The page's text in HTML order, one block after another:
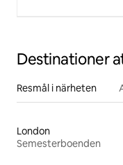
Destinationer
Resmål i närheten
London
Semesterboenden